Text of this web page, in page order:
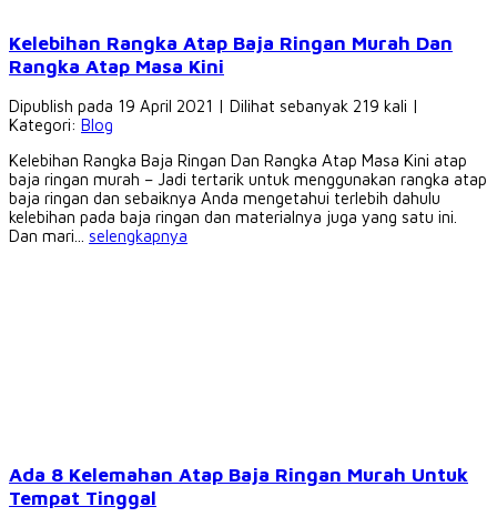
Kelebihan Rangka Atap Baja Ringan Murah Dan
Rangka Atap Masa Kini
Dipublish pada 19 April 2021 | Dilihat sebanyak 219 kali |
Kategori: Blog
Kelebihan Rangka Baja Ringan Dan Rangka Atap Masa Kini atap
baja ringan murah – Jadi tertarik untuk menggunakan rangka atap
baja ringan dan sebaiknya Anda mengetahui terlebih dahulu
kelebihan pada baja ringan dan materialnya juga yang satu ini.
Dan mari... selengkapnya
Ada 8 Kelemahan Atap Baja Ringan Murah Untuk
Tempat Tinggal